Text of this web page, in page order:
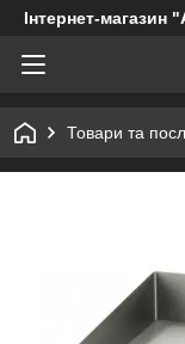
Інтернет-магазин
Товари та